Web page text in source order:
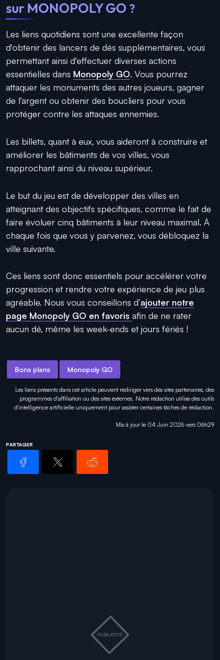
sur MONOPOLY GO ?
Les liens quotidiens sont une excellente façon
d'obtenir des lancers de dés supplémentaires, vous
permettant ainsi d'effectuer diverses actions
essentielles dans Monopoly GO. Vous pourrez
attaquer les monuments des autres joueurs, gagner
de l'argent ou obtenir des boucliers pour vous
protéger contre les attaques ennemies.
Les billets, quant à eux, vous aideront à construire et
améliorer les bâtiments de vos villes, vous
rapprochant ainsi du niveau supérieur.
Le but du jeu est de développer des villes en
atteignant des objectifs spécifiques, comme le fait de
faire évoluer cinq bâtiments à leur niveau maximal. À
chaque fois que vous y parvenez, vous débloquez la
ville suivante.
Ces liens sont donc essentiels pour accélérer votre
progression et rendre votre expérience de jeu plus
agréable. Nous vous conseillons d’ajouter notre
page Monopoly GO en favoris afin de ne rater
aucun dé, même les week-ends et jours fériés !
Bons plans Monopoly GO
Les liens présents dans cet article peuvent rediriger vers des sites partenaires, des
programmes d'affiliation ou des sites externes. Notre rédaction utilise des outils
d'intelligence artificielle uniquement pourassister certaines tâches de rédaction.
Mis à jour le 04 Juin 2026 vers 06h29
PARTAGER